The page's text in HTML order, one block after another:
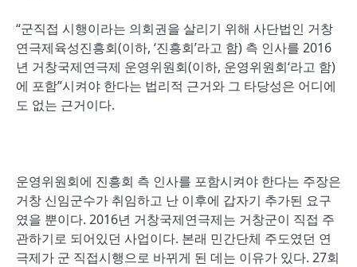
“군직접 시행이라는 의회권을 살리기 위해 사단법인 거창
연극제육성진흥회(이하, ‘진흥회’라고 함) 측 인사를 2016
년 거창국제연극제 운영위원회(이하, 운영위원회‘라고 함)
에 포함”시켜야 한다는 법리적 근거와 그 타당성은 어디에
도 없는 근거이다.
운영위원회에 진흥회 측 인사를 포함시켜야 한다는 주장은
거창 신임군수가 취임하고 난 이후에 갑자기 추가된 요구
였을 뿐이다. 2016년 거창국제연극제는 거창군이 직접 주
관하기로 되어있던 사업이다. 본래 민간단체 주도였던 연
극제가 군 직접시행으로 바뀌게 된 데는 이유가 있다. 27회